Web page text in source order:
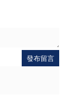
發布留言